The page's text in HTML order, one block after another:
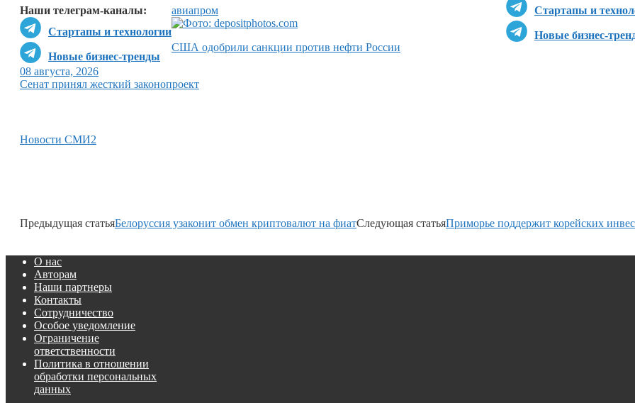
Стартапы и
Новые бизнес-
Наши телеграм-каналы:
Стартапы и технологии
Новые бизнес-тренды
авиапром
США одобрили санкции против нефти России
08 августа, 2026
Сенат принял жесткий законопроект
Новости СМИ2
Предыдущая статьяБелоруссия узаконит обмен криптовалют на фиатСледующая статьяПриморье поддержит корейских
О нас
Авторам
Наши партнеры
Контакты
Сотрудничество
Особое уведомление
Ограничение
ответственности
Политика в отношении
обработки персональных
данных